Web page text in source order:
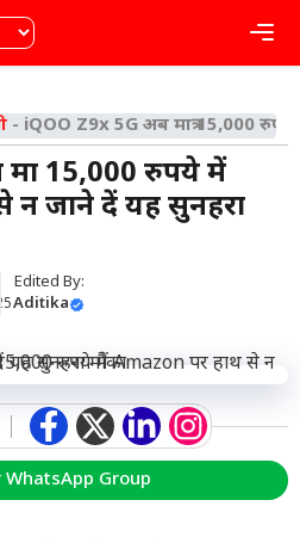
- iQOO Z9x 5G अब मात्र 15,000
15,000 रुपये में
न जाने दें यह सुनहरा
Edited By:
Aditika
WhatsApp Group